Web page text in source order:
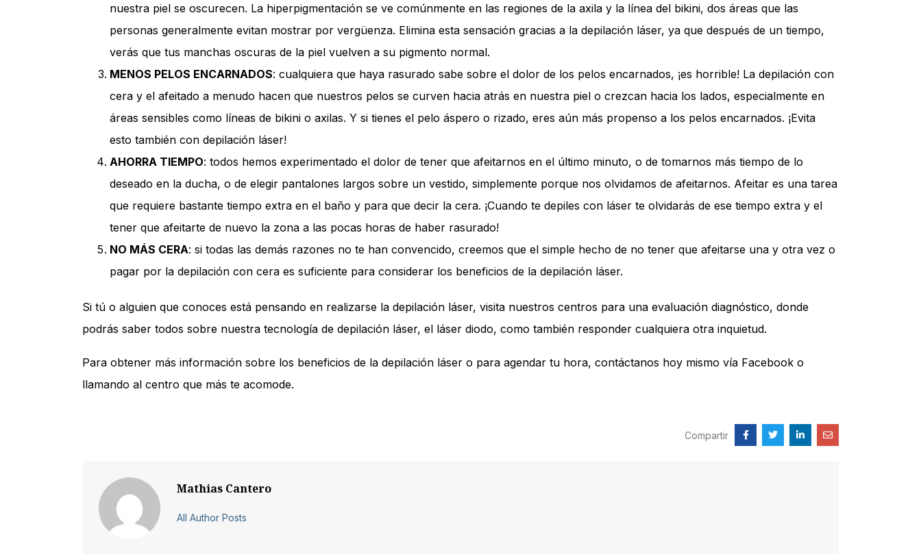
nuestra piel se oscurecen. La hiperpigmentación se ve comúnmente en las regiones de la axila y la línea del bikini, dos áreas que las
personas generalmente evitan mostrar por vergüenza. Elimina esta sensación gracias a la depilación láser, ya que después de un tiempo,
verás que tus manchas oscuras de la piel vuelven a su pigmento normal.
MENOS PELOS ENCARNADOS: cualquiera que haya rasurado sabe sobre el dolor de los pelos encarnados, ¡es horrible! La depilación con
cera y el afeitado a menudo hacen que nuestros pelos se curven hacia atrás en nuestra piel o crezcan hacia los lados, especialmente en
áreas sensibles como líneas de bikini o axilas. Y si tienes el pelo áspero o rizado, eres aún más propenso a los pelos encarnados. ¡Evita
esto también con depilación láser!
AHORRA TIEMPO: todos hemos experimentado el dolor de tener que afeitarnos en el último minuto, o de tomarnos más tiempo de lo
deseado en la ducha, o de elegir pantalones largos sobre un vestido, simplemente porque nos olvidamos de afeitarnos. Afeitar es una tarea
que requiere bastante tiempo extra en el baño y para que decir la cera. ¡Cuando te depiles con láser te olvidarás de ese tiempo extra y el
tener que afeitarte de nuevo la zona a las pocas horas de haber rasurado!
NO MÁS CERA: si todas las demás razones no te han convencido, creemos que el simple hecho de no tener que afeitarse una y otra vez o
pagar por la depilación con cera es suficiente para considerar los beneficios de la depilación láser.
Si tú o alguien que conoces está pensando en realizarse la depilación láser, visita nuestros centros para una evaluación diagnóstico, donde
podrás saber todos sobre nuestra tecnología de depilación láser, el láser diodo, como también responder cualquiera otra inquietud.
Para obtener más información sobre los beneficios de la depilación láser o para agendar tu hora, contáctanos hoy mismo vía Facebook o
llamando al centro que más te acomode.
Compartir
Mathias Cantero
All Author Posts